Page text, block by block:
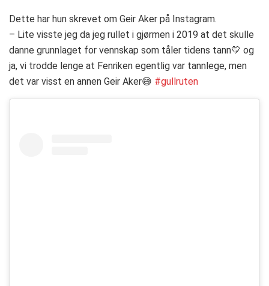
Dette har hun skrevet om Geir Aker på Instagram.
– Lite visste jeg da jeg rullet i gjørmen i 2019 at det skulle
danne grunnlaget for vennskap som tåler tidens tann💛 og
ja, vi trodde lenge at Fenriken egentlig var tannlege, men
det var visst en annen Geir Aker😅 #gullruten